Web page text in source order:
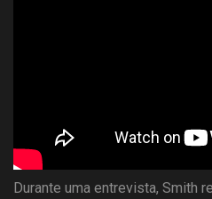
Durante uma entrevista, Smith